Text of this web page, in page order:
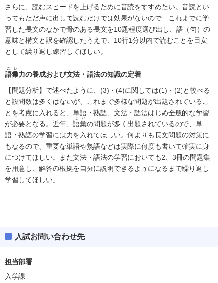
さらに、読むスピードを上げるために音読をすすめたい。音読とい
ってもただ声に出して読むだけでは効果がないので、これまでに学
習した長文のなかで骨のある長文を10題程度選び出し、語（句）の
意味と構文と訳を確認したうえで、10行1分以内で読むことを目安
として繰り返し練習してほしい。
語彙
ごい
力の養成および文法・語法の知識の定着
【問題分析】で述べたように、(3)・(4)に関しては(1)・(2)と較べる
と設問数は多くはないが、これまで多様な問題が出題されているこ
とを考慮に入れると、単語・熟語、文法・語法はじめ全般的な学習
が必要となる。近年、 語彙
ごい
の問題が多く出題されているので、単
語・熟語の学習には力を入れてほしい。何よりも長文問題の対策に
もなるので、重要な単語や熟語などは実際に何度も書いて確実に身
につけてほしい。また文法・語法の学習においても2、3冊の問題集
を用意し、解答の根拠を自分に説明できるようになるまで繰り返し
学習してほしい。
入試お問い合わせ先
担当部署
入学課